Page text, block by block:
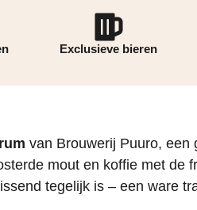
Exclusieve bieren
van Brouwerij Puuro, een
mout en koffie met de
tegelijk is – een ware